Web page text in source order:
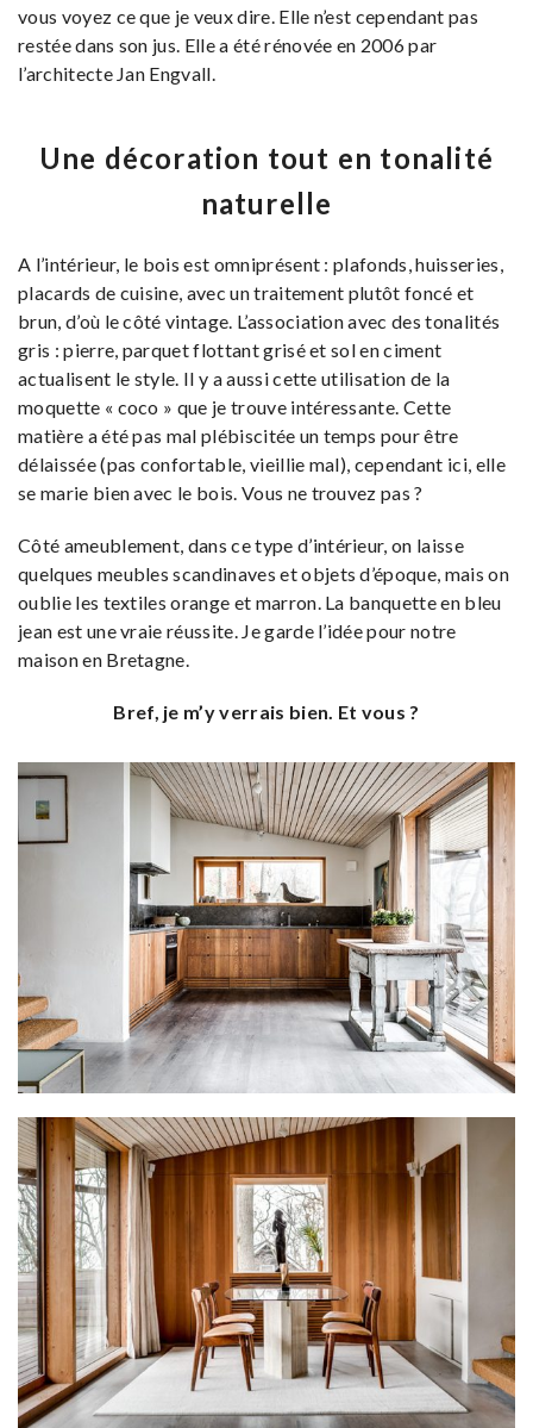
vous voyez ce que je veux dire. Elle n’est cependant pas
restée dans son jus. Elle a été rénovée en 2006 par
l’architecte Jan Engvall.
Une décoration tout en tonalité
naturelle
A l’intérieur, le bois est omniprésent : plafonds, huisseries,
placards de cuisine, avec un traitement plutôt foncé et
brun, d’où le côté vintage. L’association avec des tonalités
gris : pierre, parquet flottant grisé et sol en ciment
actualisent le style. Il y a aussi cette utilisation de la
moquette « coco » que je trouve intéressante. Cette
matière a été pas mal plébiscitée un temps pour être
délaissée (pas confortable, vieillie mal), cependant ici, elle
se marie bien avec le bois. Vous ne trouvez pas ?
Côté ameublement, dans ce type d’intérieur, on laisse
quelques meubles scandinaves et objets d’époque, mais on
oublie les textiles orange et marron. La banquette en bleu
jean est une vraie réussite. Je garde l’idée pour notre
maison en Bretagne.
Bref, je m’y verrais bien. Et vous ?